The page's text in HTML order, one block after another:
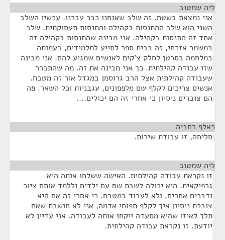
ליה שמטוב
אני נמצאת בשטח. זה שלב שאנחנו כבר עברנו. עכשיו השלב
השני הוא שלב ההתנסות בקהילה והתנסות תעסוקתית. שלב
אחד זה התנסות בקהילה. אני מבינה שהתנסות בקהילה זה
במשמר אזרחי, זה בבית ספר לסייע לתלמידים, בעמותה
במלחמה בסרטן לחלק צ'קים לאנשים שמגיע להם. אני מבינה
שזו עבודה קהילתית. כך אני מבינה את זה. מה שהתברר
שעבודה קהילתית אצל הרב גרוסמן במגדל אור זה מטבח.
אנשים צריכים לקלף שם מלפפונים, עגבניות וכל השאר. פה
הם צוברים ניסיון כי אחרי זה הם יכולים....
כאלף רחביה
סליחה, זו עבודת שירות.
ליה שמטוב
זו נקראת עבודה קהילתית. האישה ששלחו אותה היא
גרפיקאית. היא יכולה לשבת שם עם ילדים וללמד אותם ציור
ודברים אחרים, ולא לעבוד במטבח. כי אחרי זה אם היא
צוברת ניסיון איך לקלף תפוחי אדמה, אני לא חושבת שאם
תלך לאיזו שהיא מסעדה ייקחו אותה לעבודה. אני עדיין לא
יודעת. זו נקראת עבודה קהילתית.